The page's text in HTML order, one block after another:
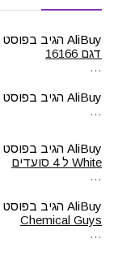
AliBuy הגיב בפוסט
דגם 16166
…
AliBuy הגיב בפוסט
…
AliBuy הגיב בפוסט
White ל 4 סועדים
…
AliBuy הגיב בפוסט
Chemical Guys
…